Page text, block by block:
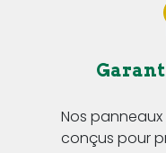
Nos
conçus pour